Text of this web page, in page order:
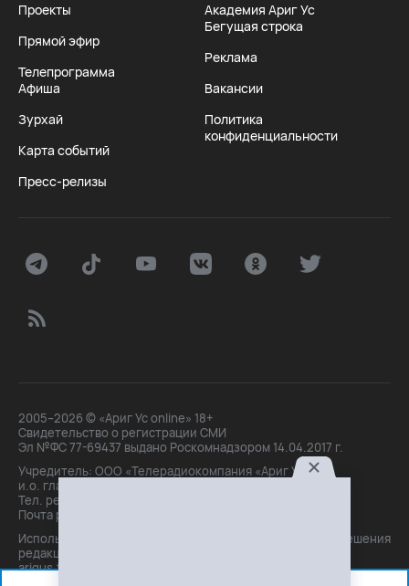
Проекты
Прямой эфир
Телепрограмма
Афиша
Зурхай
Карта событий
Пресс-релизы
Академия Ариг Ус
Бегущая строка
Реклама
Вакансии
Политика
конфиденциальности
2005–2026 © «Ариг Ус online» 18+
Свидетельство о регистрации СМИ
Эл №ФС 77-69437 выдано Роскомнадзором 14.04.2017 г.
Учредитель: ООО «Телерадиокомпания «Ариг Ус»,
и.о. главного редактора: Маханова О.Б.
Тел. peдakции: +7(3012)21-30-14,
Почта peдakции: editor@arigus.tv
Использование материалов только с письменного разрешения
редакции. При цитировании прямая активная ссылка на
arigus.tv обязательна.